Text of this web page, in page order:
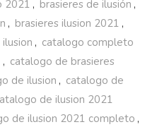
2021 , brasieres de ilusión ,
, brasieres ilusion 2021 ,
, catalogo completo
, catalogo de brasieres
de ilusion , catalogo de
de ilusion 2021
de ilusion 2021 completo ,